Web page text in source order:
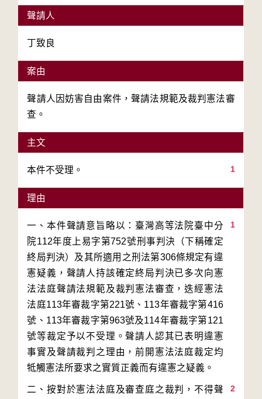
聲請人
丁致良
案由
聲請人因妨害自由案件，聲請法規範及裁判憲法審
查。
主文
1
本件不受理。
理由
1
一、本件聲請意旨略以：臺灣高等法院臺中分
院112年度上易字第752號刑事判決（下稱確定
終局判決）及其所適用之刑法第306條規定有違
憲疑義，聲請人持該確定終局判決已多次向憲
法法庭聲請法規範及裁判憲法審查，迭經憲法
法庭113年審裁字第221號、113年審裁字第416
號、113年審裁字第963號及114年審裁字第121
號等裁定予以不受理。聲請人認其已表明違憲
事實及聲請裁判之理由，前開憲法法庭裁定均
2
二、按對於憲法法庭及審查庭之裁判，不得聲